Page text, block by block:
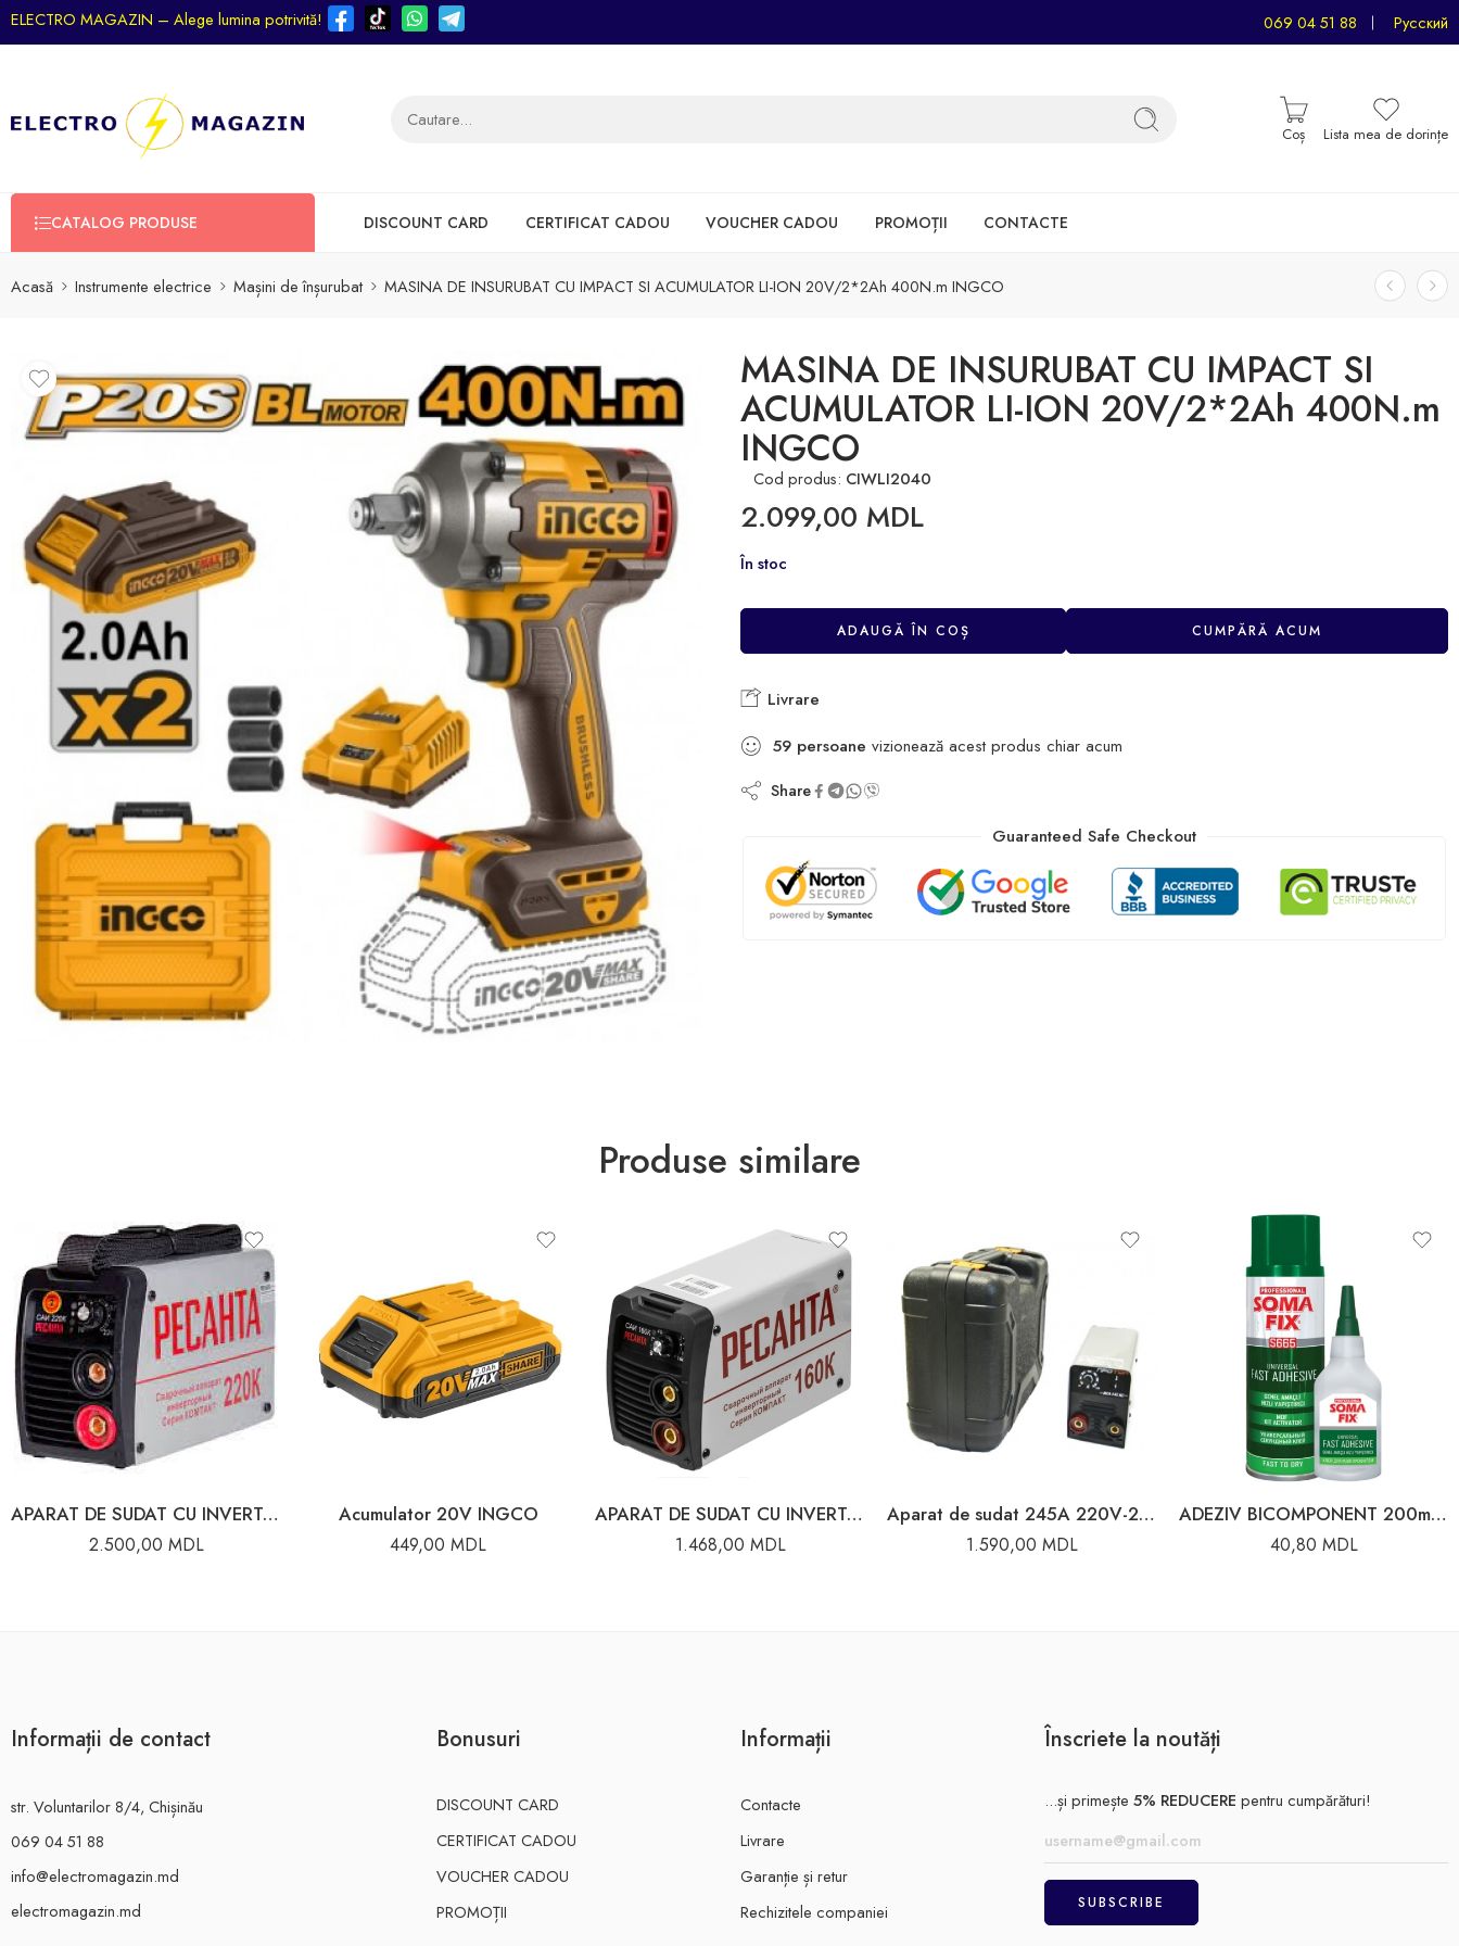
ELECTRO MAGAZIN – Alege lumina potrivită! 069 04 51 88 Русский
Coș Lista mea de dorințe
CATALOG PRODUSE DISCOUNT CARD CERTIFICAT CADOU VOUCHER CADOU PROMOȚII CONTACTE
Acasă Instrumente electrice Mașini de înșurubat MASINA DE INSURUBAT CU IMPACT SI ACUMULATOR LI-ION 20V/2*2Ah 400N.m INGCO
MASINA DE INSURUBAT CU IMPACT SI
ACUMULATOR LI-ION 20V/2*2Ah 400N.m
INGCO
Cod produs: CIWLI2040
2.099,00 MDL
În stoc
ADAUGĂ ÎN COȘ CUMPĂRĂ ACUM
Livrare
59 persoane vizionează acest produs chiar acum
Share
Guaranteed Safe Checkout
Produse similare
APARAT DE SUDAT CU INVERTOR COMPACT 220A 65/37 RESANTA
2.500,00 MDL
Acumulator 20V INGCO
449,00 MDL
APARAT DE SUDAT CU INVERTOR COMPACT 160A 65/35 RESANTA
1.468,00 MDL
Aparat de sudat 245A 220V-240V Proton
1.590,00 MDL
ADEZIV BICOMPONENT 200ml ACTIVATOR 50g SOMAFIX 80057
40,80 MDL
Informații de contact
str. Voluntarilor 8/4, Chișinău
069 04 51 88
info@electromagazin.md
electromagazin.md
Bonusuri
DISCOUNT CARD
CERTIFICAT CADOU
VOUCHER CADOU
PROMOȚII
Informații
Contacte
Livrare
Garanție și retur
Rechizitele companiei
Înscriete la noutăți
...și primește 5% REDUCERE pentru cumpărături!